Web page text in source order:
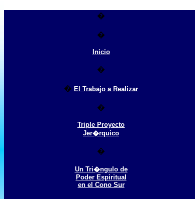
�
�
Inicio
�
� El Trabajo a Realizar
�
Triple Proyecto
Jer�rquico
�
Un Tri�ngulo de
Poder Espiritual
en el Cono Sur